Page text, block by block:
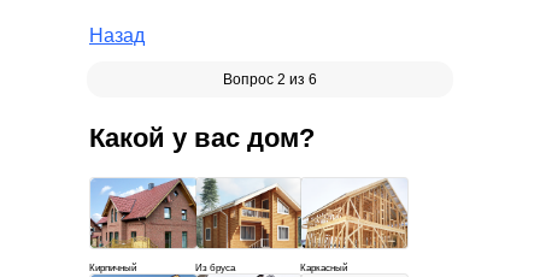
Вопрос 2 из 6
Какой у вас дом?
Кирпичный Из бруса Каркасный
Назад